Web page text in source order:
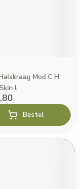
Mod C H
l
Bestel